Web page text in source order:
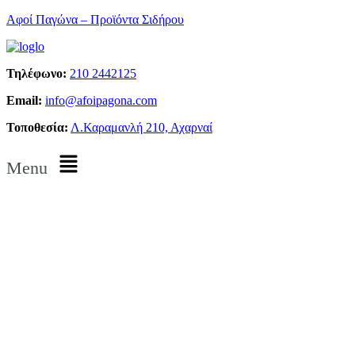
Αφοί Παγώνα – Προϊόντα Σιδήρου
Τηλέφωνο: 210 2442125
Email: info@afoipagona.com
Τοποθεσία: Λ.Καραμανλή 210, Αχαρναί
Menu